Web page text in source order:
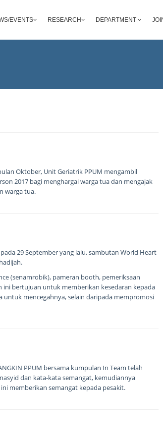
EVENTS RESEARCH DEPARTMENT
Oktober, Unit Geriatrik PPUM mengambil
2017 bagi menghargai warga tua dan mengajak
warga tua.
29 September yang lalu, sambutan World Heart
(senamrobik), pameran booth, pemeriksaan
bertujuan untuk memberikan kesedaran kepada
mencegahnya, selain daripada mempromosi
PPUM bersama kumpulan In Team telah
dan kata-kata semangat, kemudiannya
memberikan semangat kepada pesakit.